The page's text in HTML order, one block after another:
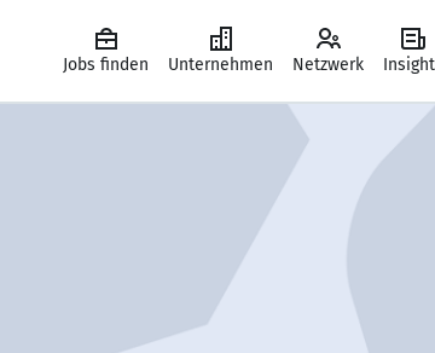
Jobs finden Unternehmen Netzwerk